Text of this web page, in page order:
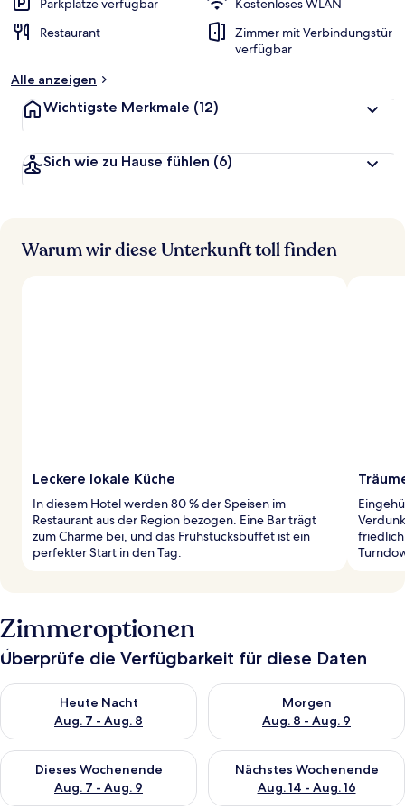
Parkplätze verfügbar
Kostenloses WLAN
Restaurant
Zimmer mit Verbindungstür
verfügbar
Alle anzeigen
Wichtigste Merkmale (12)
Sich wie zu Hause fühlen (6)
Warum wir diese Unterkunft toll finden
Leckere lokale Küche
In diesem Hotel werden 80 % der Speisen im
Restaurant aus der Region bezogen. Eine Bar trägt
zum Charme bei, und das Frühstücksbuffet ist ein
perfekter Start in den Tag.
Zimmeroptionen
Überprüfe die Verfügbarkeit für diese Daten
Heute Nacht
Aug. 7 - Aug. 8
Überprüfe die Verfügbarkeit für heute Nacht, Aug. 7 - Aug. 8.
Morgen
Aug. 8 - Aug. 9
Überprüfe die Verfügbarkeit
Dieses Wochenende
Aug. 7 - Aug. 9
Überprüfe die Verfügbarkeit für dieses Wochenende, Aug. 7
Nächstes Wochenende
Aug. 14 - Aug. 16
Überprüfe die Verfügbarkeit